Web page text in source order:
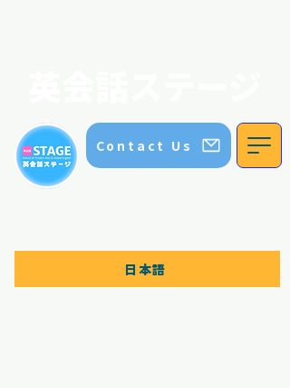
Contact Us
日本語